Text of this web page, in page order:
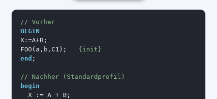
// Vorher
BEGIN
X:=A+B;
FOO(a,b,C1); {init}
end ;
// Nachher (Standardprofil)
begin
  X := A + B;